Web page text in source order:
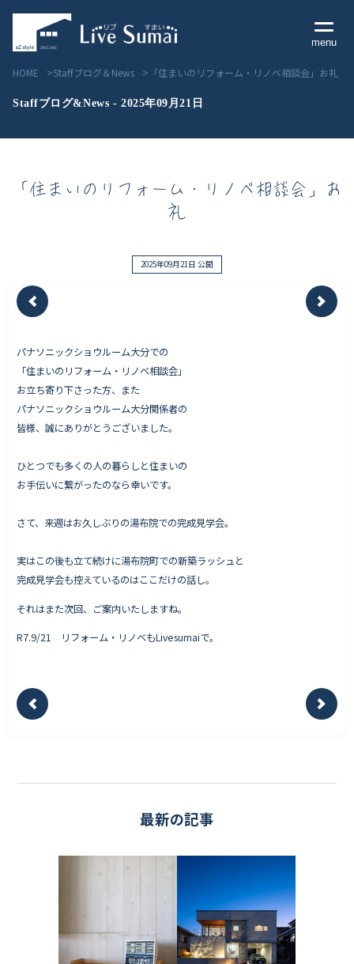
menu
Livesumai 住宅標準性能
物件情報
Works - 施工実績
完成案内
お役立ちコラム
会社情報
Staff ブログ&News
HOME Staffブログ＆News 「住まいのリフォーム・リノベ相談会」お礼
Staffブログ&News - 2025年09月21日
「住まいのリフォーム・リノベ相談会」お
礼
2025年09月21日 公開
パナソニックショウルーム大分での
「住まいのリフォーム・リノベ相談会」
お立ち寄り下さった方、また
パナソニックショウルーム大分関係者の
皆様、誠にありがとうございました。
ひとつでも多くの人の暮らしと住まいの
お手伝いに繋がったのなら幸いです。
さて、来週はお久しぶりの湯布院での完成見学会。
実はこの後も立て続けに湯布院町での新築ラッシュと
完成見学会も控えているのはここだけの話し。
それはまた次回、ご案内いたしますね。
R7.9/21 リフォーム・リノベもLivesumaiで。
最新の記事